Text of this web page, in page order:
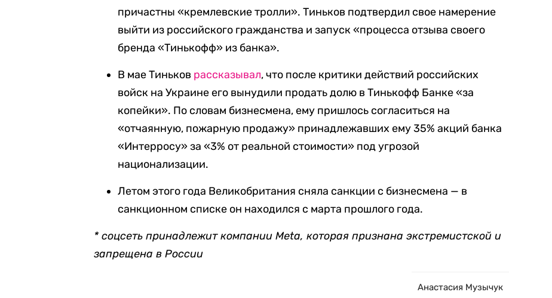
причастны «кремлевские тролли». Тиньков подтвердил свое намерение
выйти из российского гражданства и запуск «процесса отзыва своего
бренда «Тинькофф» из банка».
В мае Тиньков рассказывал, что после критики действий российских
войск на Украине его вынудили продать долю в Тинькофф Банке «за
копейки». По словам бизнесмена, ему пришлось согласиться на
«отчаянную, пожарную продажу» принадлежавших ему 35% акций банка
«Интерросу» за «3% от реальной стоимости» под угрозой
национализации.
Летом этого года Великобритания сняла санкции с бизнесмена — в
санкционном списке он находился с марта прошлого года.
* соцсеть принадлежит компании Meta, которая признана экстремистской и
запрещена в России
Анастасия Музычук